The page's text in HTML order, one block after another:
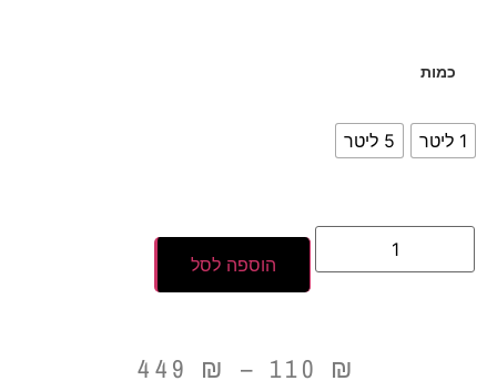
כמות
1 ליטר 5 ליטר
הוספה לסל
110 ₪
–
449 ₪